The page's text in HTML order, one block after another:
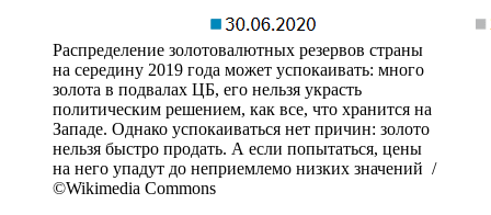
Распределение золотовалютных резервов страны
на середину 2019 года может успокаивать: много
золота в подвалах ЦБ, его нельзя украсть
политическим решением, как все, что хранится на
Западе. Однако успокаиваться нет причин: золото
нельзя быстро продать. А если попытаться, цены
на него упадут до неприемлемо низких значений /
©Wikimedia Commons